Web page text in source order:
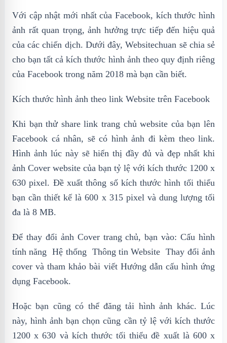
Với cập nhật mới nhất của Facebook, kích thước hình
ảnh rất quan trọng, ảnh hưởng trực tiếp đến hiệu quả
của các chiến dịch. Dưới đây, Websitechuan sẽ chia sẻ
cho bạn tất cả kích thước hình ảnh theo quy định riêng
của Facebook trong năm 2018 mà bạn cần biết.
Kích thước hình ảnh theo link Website trên Facebook
Khi bạn thử share link trang chủ website của bạn lên
Facebook cá nhân, sẽ có hình ảnh đi kèm theo link.
Hình ảnh lúc này sẽ hiển thị đầy đủ và đẹp nhất khi
ảnh Cover website của bạn tỷ lệ với kích thước 1200 x
630 pixel. Đề xuất thông số kích thước hình tối thiểu
bạn cần thiết kế là 600 x 315 pixel và dung lượng tối
đa là 8 MB.
Để thay đổi ảnh Cover trang chủ, bạn vào: Cấu hình
tính năng Hệ thống Thông tin Website Thay đổi ảnh
cover và tham khảo bài viết Hướng dẫn cấu hình ứng
dụng Facebook.
Hoặc bạn cũng có thể đăng tải hình ảnh khác. Lúc
này, hình ảnh bạn chọn cũng cần tỷ lệ với kích thước
1200 x 630 và kích thước tối thiểu đề xuất là 600 x